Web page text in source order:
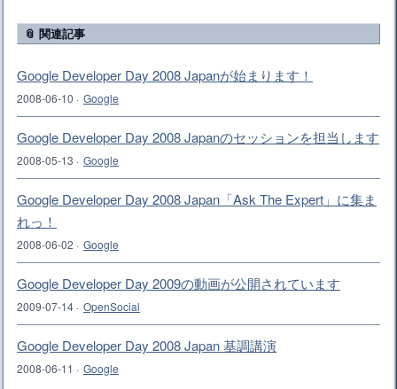
📎 関連記事
Google Developer Day 2008 Japanが始まります！
2008-06-10 · Google
Google Developer Day 2008 Japanのセッションを担当します
2008-05-13 · Google
Google Developer Day 2008 Japan「Ask The Expert」に集ま
れっ！
2008-06-02 · Google
Google Developer Day 2009の動画が公開されています
2009-07-14 · OpenSocial
Google Developer Day 2008 Japan 基調講演
2008-06-11 · Google